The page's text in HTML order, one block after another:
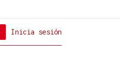
Inicia sesión